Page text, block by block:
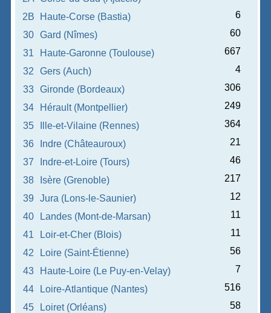
2B
Haute-Corse (Bastia)
6
30
Gard (Nîmes)
60
31
Haute-Garonne (Toulouse)
667
32
Gers (Auch)
4
33
Gironde (Bordeaux)
306
34
Hérault (Montpellier)
249
35
Ille-et-Vilaine (Rennes)
364
36
Indre (Châteauroux)
21
37
Indre-et-Loire (Tours)
46
38
Isère (Grenoble)
217
39
Jura (Lons-le-Saunier)
12
40
Landes (Mont-de-Marsan)
11
41
Loir-et-Cher (Blois)
11
42
Loire (Saint-Étienne)
56
43
Haute-Loire (Le Puy-en-Velay)
7
44
Loire-Atlantique (Nantes)
516
45
Loiret (Orléans)
58